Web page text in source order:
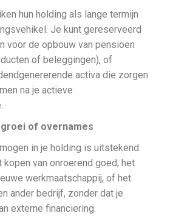
hun holding als lange termijn
Je kunt gereserveerd
voor de opbouw van pensioen
of beleggingen), of
activa die zorgen
na je actieve
groei of overnames
in je holding is uitstekend
kopen van onroerend goed, het
werkmaatschappij, of het
ander bedrijf, zonder dat je
externe financiering.